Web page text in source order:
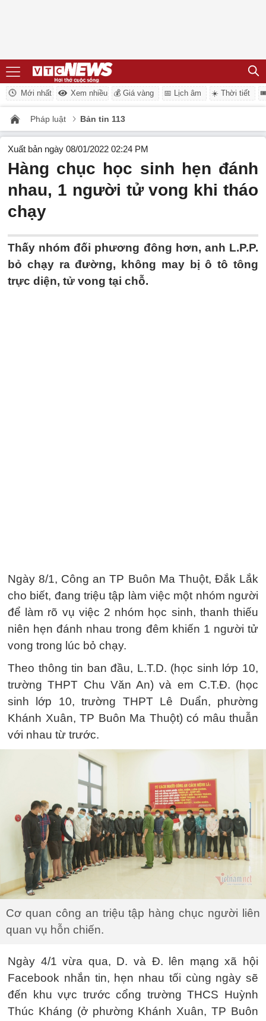
Mới nhất Xem nhiều 💰 Giá vàng 📅 Lịch âm ☀️ Thời tiết
Pháp luật Bản tin 113
Xuất bản ngày 08/01/2022 02:24 PM
Hàng chục học sinh hẹn đánh
nhau, 1 người tử vong khi tháo
chạy
Thấy nhóm đối phương đông hơn, anh L.P.P.
bỏ chạy ra đường, không may bị ô tô tông
trực diện, tử vong tại chỗ.
Ngày 8/1, Công an TP Buôn Ma Thuột, Đắk Lắk
cho biết, đang triệu tập làm việc một nhóm người
để làm rõ vụ việc 2 nhóm học sinh, thanh thiếu
niên hẹn đánh nhau trong đêm khiến 1 người tử
vong trong lúc bỏ chạy.
Theo thông tin ban đầu, L.T.D. (học sinh lớp 10,
trường THPT Chu Văn An) và em C.T.Đ. (học
sinh lớp 10, trường THPT Lê Duẩn, phường
Khánh Xuân, TP Buôn Ma Thuột) có mâu thuẫn
với nhau từ trước.
Cơ quan công an triệu tập hàng chục người liên
quan vụ hỗn chiến.
Ngày 4/1 vừa qua, D. và Đ. lên mạng xã hội
Facebook nhắn tin, hẹn nhau tối cùng ngày sẽ
đến khu vực trước cổng trường THCS Huỳnh
Thúc Kháng (ở phường Khánh Xuân, TP Buôn